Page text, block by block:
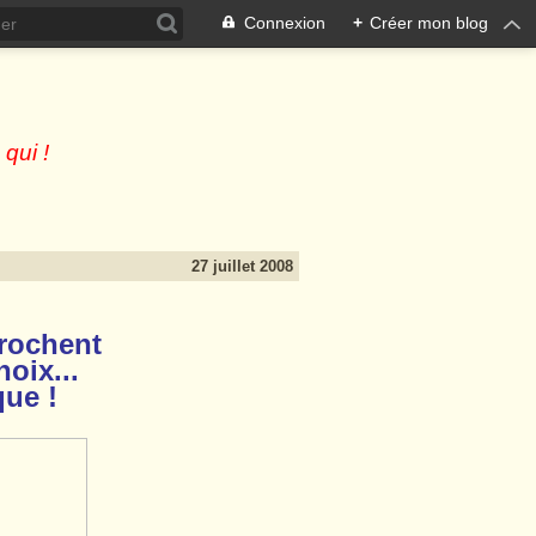
Connexion + Créer mon blog
qui !
27 juillet 2008
!